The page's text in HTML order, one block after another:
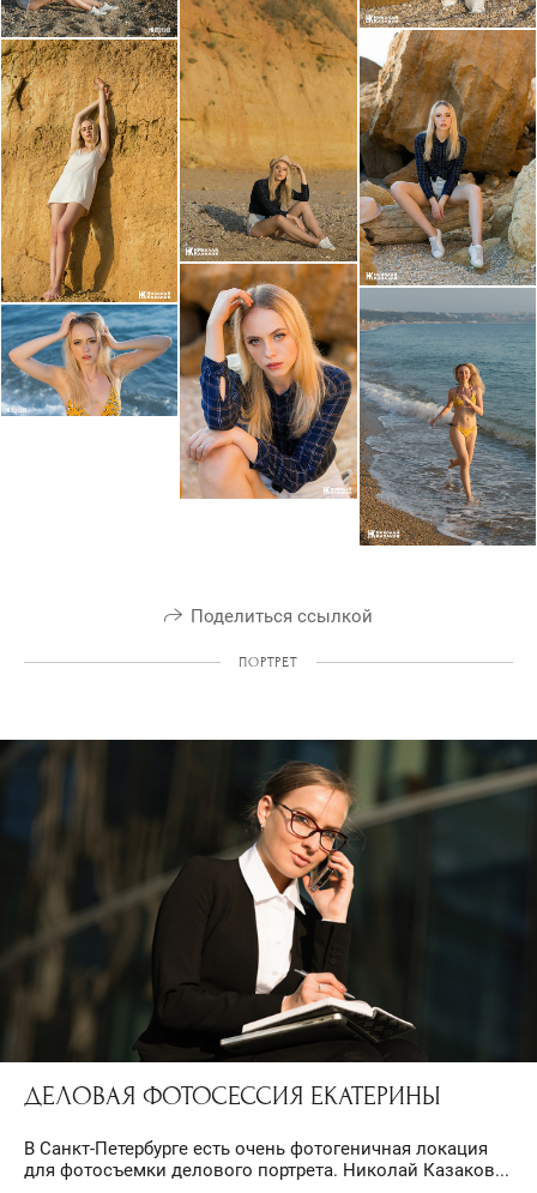
Поделиться ссылкой
ПОРТРЕТ
ДЕЛОВАЯ ФОТОСЕССИЯ ЕКАТЕРИНЫ
В Санкт-Петербурге есть очень фотогеничная локация
для фотосъемки делового портрета. Николай Казаков...